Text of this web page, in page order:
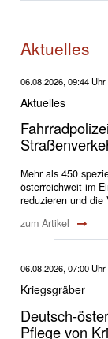
Aktuelles
06.08.2026, 09:44 Uhr
Aktuelles
Mehr als 450
österreichweit im
reduzieren und die
zum Artikel
06.08.2026, 07:00 Uhr
Kriegsgräber
Deutsch-
Pflege von